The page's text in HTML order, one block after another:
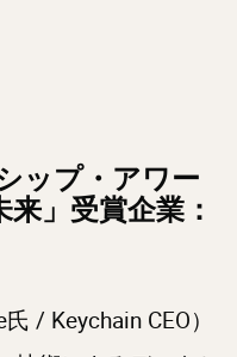
ップ・アワー
」受賞企業：
/ Keychain CEO）